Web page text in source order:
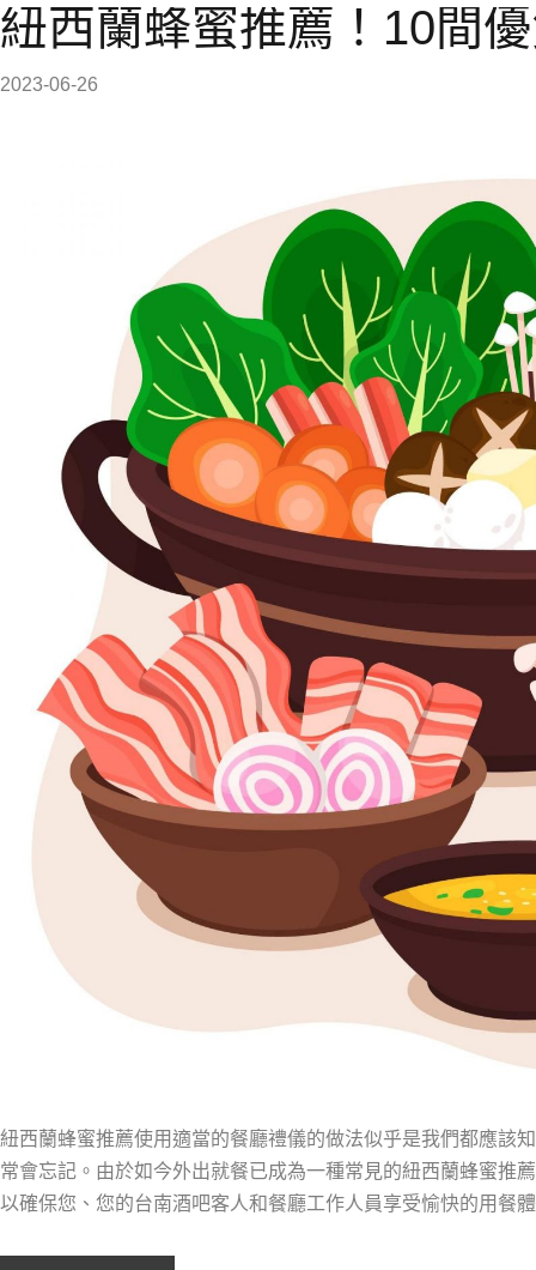
紐西蘭蜂蜜推薦！10間
2023-06-26
紐西蘭蜂蜜推薦使用適當的餐廳禮儀的做法似乎是我們都應該
常會忘記。由於如今外出就餐已成為一種常見的紐西蘭蜂蜜推
以確保您、您的台南酒吧客人和餐廳工作人員享受愉快的用餐